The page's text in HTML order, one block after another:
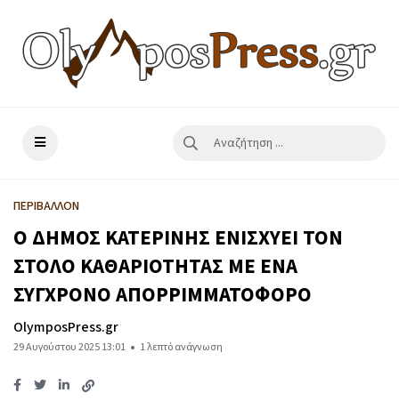
ΠΕΡΙΒΑΛΛΟΝ
Ο ΔΗΜΟΣ ΚΑΤΕΡΙΝΗΣ ΕΝΙΣΧΥΕΙ ΤΟΝ
ΣΤΟΛΟ ΚΑΘΑΡΙΟΤΗΤΑΣ ΜΕ ΕΝΑ
ΣΥΓΧΡΟΝΟ ΑΠΟΡΡΙΜΜΑΤΟΦΟΡΟ
OlymposPress.gr
29 Αυγούστου 2025 13:01 1 λεπτό ανάγνωση